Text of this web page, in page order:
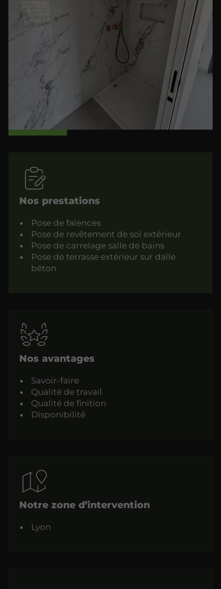
Nos prestations
Pose de faïences
Pose de revêtement de sol extérieur
Pose de carrelage salle de bains
Pose de terrasse extérieur sur dalle
béton
Nos avantages
Savoir-faire
Qualité de travail
Qualité de finition
Disponibilité
Notre zone d’intervention
Lyon